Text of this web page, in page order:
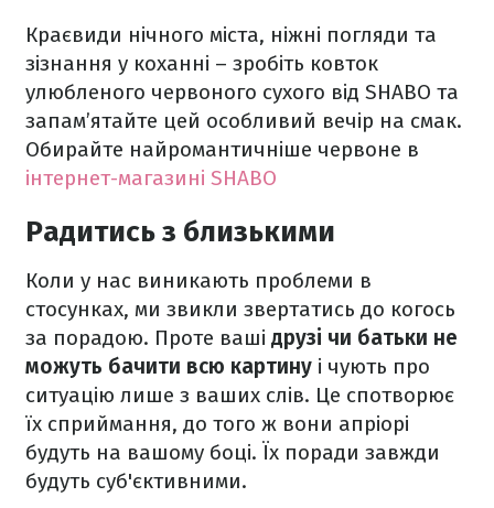
Краєвиди нічного міста, ніжні погляди та
зізнання у коханні – зробіть ковток
улюбленого червоного сухого від SHABO та
запам’ятайте цей особливий вечір на смак.
Обирайте найромантичніше червоне в
інтернет-магазині SHABO
Радитись з близькими
Коли у нас виникають проблеми в
стосунках, ми звикли звертатись до когось
за порадою. Проте ваші друзі чи батьки не
можуть бачити всю картину і чують про
ситуацію лише з ваших слів. Це спотворює
їх сприймання, до того ж вони апріорі
будуть на вашому боці. Їх поради завжди
будуть суб'єктивними.